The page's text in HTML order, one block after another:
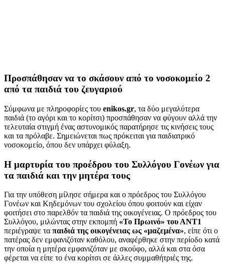
Προσπάθησαν να το σκάσουν από το νοσοκομείο 2
από τα παιδιά του ζευγαριού
Σύμφωνα με πληροφορίες του enikos.gr, τα δύο μεγαλύτερα
παιδιά (το αγόρι και το κορίτσι) προσπάθησαν να φύγουν αλλά την
τελευταία στιγμή ένας αστυνομικός παρατήρησε τις κινήσεις τους
και τα πρόλαβε. Σημειώνεται πως πρόκειται για παιδιατρικό
νοσοκομείο, όπου δεν υπάρχει φύλαξη.
Η μαρτυρία του προέδρου του Συλλόγου Γονέων για
τα παιδιά και την μητέρα τους
Για την υπόθεση μίλησε σήμερα και ο πρόεδρος του Συλλόγου
Γονέων και Κηδεμόνων του σχολείου όπου φοιτούν και είχαν
φοιτήσει στο παρελθόν τα παιδιά της οικογένειας. Ο πρόεδρος του
Συλλόγου, μιλώντας στην εκπομπή «Το Πρωινό» του ΑΝΤ1
περιέγραψε τα παιδιά της οικογένειας ως «μαζεμένα», είπε ότι ο
πατέρας δεν εμφανιζόταν καθόλου, αναφέρθηκε στην περίοδο κατά
την οποία η μητέρα εμφανιζόταν με σκούφο, αλλά και στα όσα
φέρεται να είπε το ένα κορίτσι σε άλλες συμμαθήτριές της.